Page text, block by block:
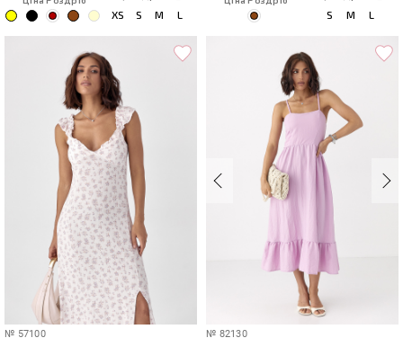
XS S M L S M L
№ 57100 № 82130